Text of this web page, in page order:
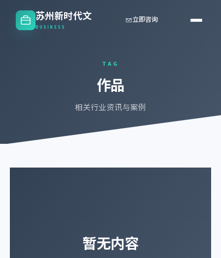
苏州新时代文
BUSINESS
立即咨询
TAG
作品
相关行业资讯与案例
暂无内容